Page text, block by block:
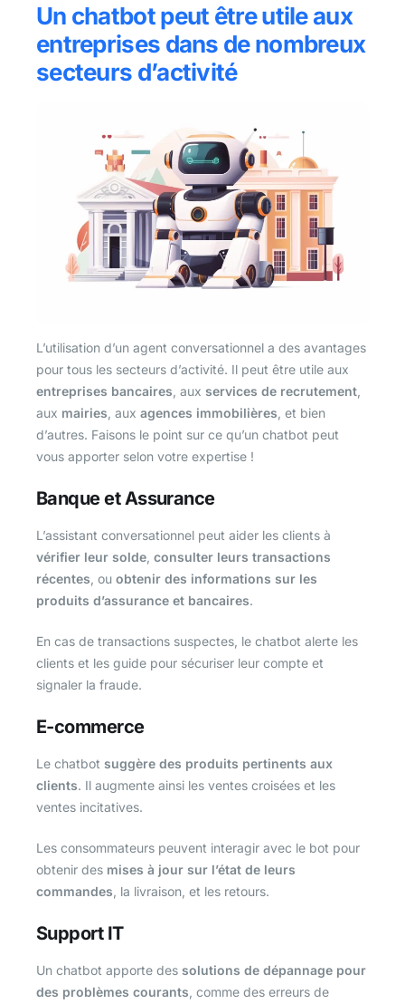
Un chatbot peut être utile aux
entreprises dans de nombreux
secteurs d’activité
L’utilisation d’un agent conversationnel a des avantages
pour tous les secteurs d’activité. Il peut être utile aux
entreprises bancaires , aux services de recrutement
aux mairies , aux agences immobilières , et bien
d’autres. Faisons le point sur ce qu’un chatbot peut
vous apporter selon votre expertise !
Banque et Assurance
L’assistant conversationnel peut aider les clients à
vérifier leur solde consulter leurs transactions
récentes , ou obtenir des informations sur les
produits d’assurance et bancaires.
En cas de transactions suspectes, le chatbot alerte les
clients et les guide pour sécuriser leur compte et
signaler la fraude.
E-commerce
Le chatbot suggère des produits pertinents aux
clients. Il augmente ainsi les ventes croisées et les
ventes incitatives.
Les consommateurs peuvent interagir avec le bot pour
obtenir des mises à jour sur l’état de leurs
commandes , la livraison, et les retours.
Support IT
Un chatbot apporte des solutions de dépannage pour
des problèmes courants , comme des erreurs de